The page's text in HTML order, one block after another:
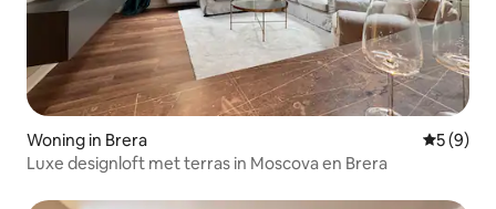
Woning in Brera
5 (9)
Luxe designloft met terras in Moscova en Brera